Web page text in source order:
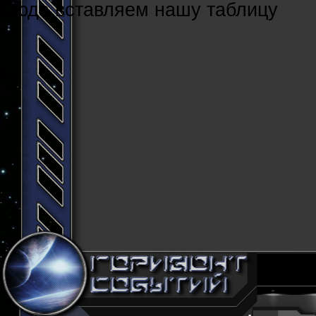
Cюда вставляем нашу таблицу